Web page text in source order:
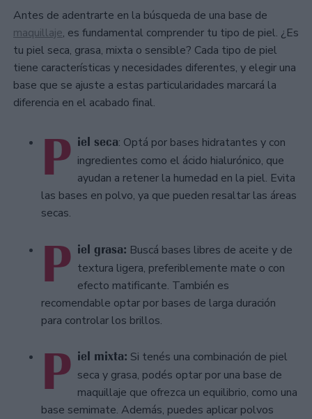
Antes de adentrarte en la búsqueda de una base de
maquillaje, es fundamental comprender tu tipo de piel. ¿Es
tu piel seca, grasa, mixta o sensible? Cada tipo de piel
tiene características y necesidades diferentes, y elegir una
base que se ajuste a estas particularidades marcará la
diferencia en el acabado final.
P iel seca: Optá por bases hidratantes y con
ingredientes como el ácido hialurónico, que
ayudan a retener la humedad en la piel. Evita
las bases en polvo, ya que pueden resaltar las áreas
secas.
P iel grasa: Buscá bases libres de aceite y de
textura ligera, preferiblemente mate o con
efecto matificante. También es
recomendable optar por bases de larga duración
para controlar los brillos.
P iel mixta: Si tenés una combinación de piel
seca y grasa, podés optar por una base de
maquillaje que ofrezca un equilibrio, como una
base semimate. Además, puedes aplicar polvos